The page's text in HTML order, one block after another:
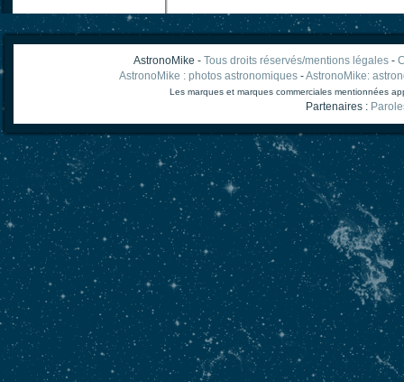
AstronoMike - Tous droits réservés/mentions légales-
AstronoMike : photos astronomiques -AstronoMike:
Les marques et marques commerciales mentionnées
Partenaires :